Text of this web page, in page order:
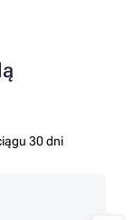
30 dni